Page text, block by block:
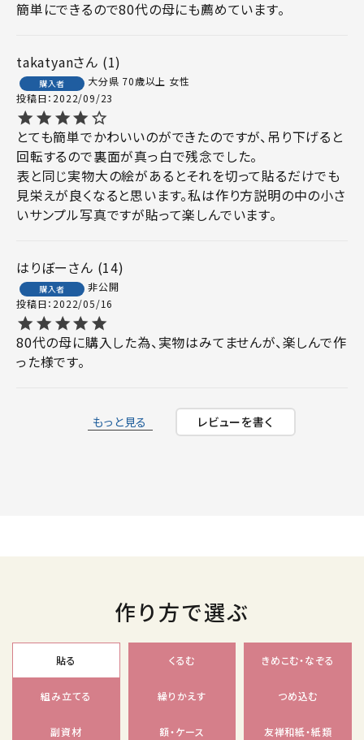
簡単にできるので80代の母にも薦めています。
takatyan 1
購入者 大分県 70歳以上 女性
投稿日 2022/09/23
とても簡単でかわいいのができたのですが、吊り下げると
回転するので裏面が真っ白で残念でした。
表と同じ実物大の絵があるとそれを切って貼るだけでも
見栄えが良くなると思います。私は作り方説明の中の小さ
いサンプル写真ですが貼って楽しんでいます。
はりぼー 14
購入者
非公開
投稿日 2022/05/16
80代の母に購入した為、実物はみてませんが、楽しんで作
もっと見る レビューを書く
作り方で選ぶ
貼る くるむ きめこむ・なぞる
組み立てる 繰りかえす つめ込む
副資材 額・ケース 友禅和紙・紙類